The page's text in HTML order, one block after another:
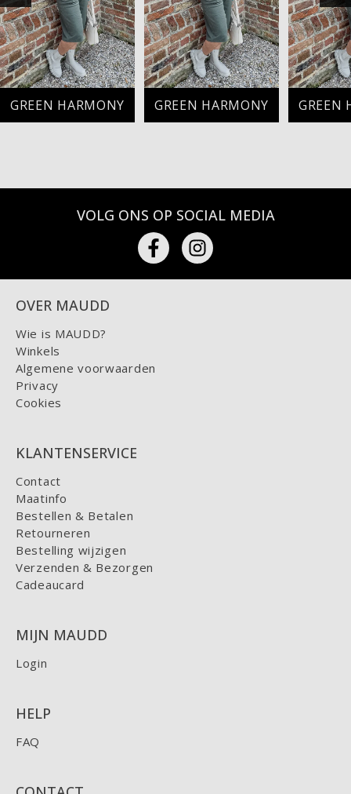
GREEN HARMONY GREEN HARMONY GREEN
VOLG ONS OP SOCIAL MEDIA
OVER MAUDD
Wie is MAUDD?
Winkels
Algemene voorwaarden
Privacy
Cookies
KLANTENSERVICE
Contact
Maatinfo
Bestellen & Betalen
Retourneren
Bestelling wijzigen
Verzenden & Bezorgen
Cadeaucard
MIJN MAUDD
Login
HELP
FAQ